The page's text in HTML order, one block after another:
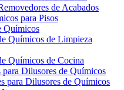
de Acabados
para Pisos
Químicos
Químicos de Limpieza
Químicos de Cocina
para Dilusores de Químicos
para Dilusores de Químicos